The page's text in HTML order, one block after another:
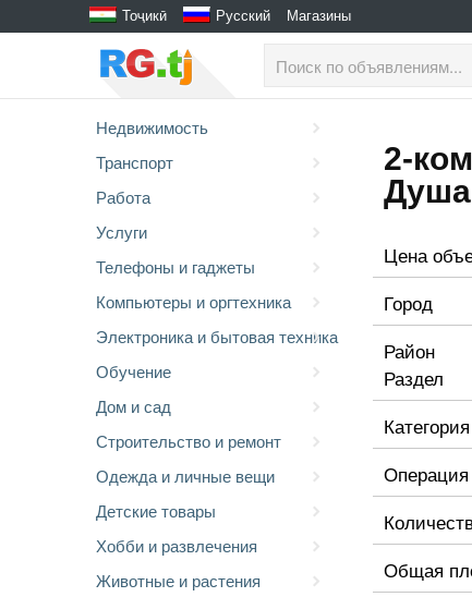
Тоҷикӣ Русский Магазины
Недвижимость
Транспорт
Работа
Услуги
Телефоны и гаджеты
Компьютеры и оргтехника
Электроника и бытовая техника
Обучение
Дом и сад
Строительство и ремонт
Одежда и личные вещи
Детские товары
Хобби и развлечения
Животные и растения
2-
Цена
Город
Район
Раздел
Категория
Операция
Общая